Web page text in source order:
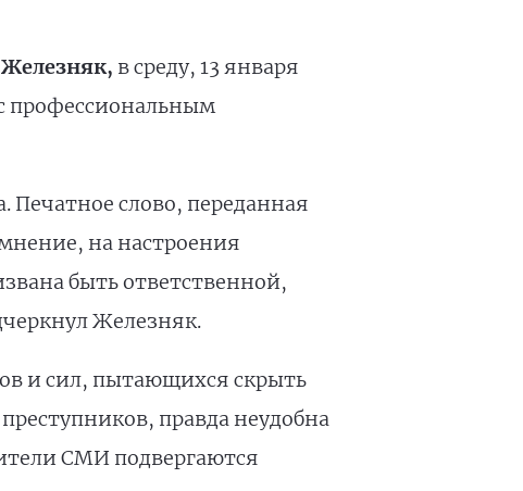
Железняк, в среду, 13 января
профессиональным
слово, переданная
на настроения
быть ответственной,
Железняк.
и сил, пытающихся скрыть
правда неудобна
СМИ подвергаются